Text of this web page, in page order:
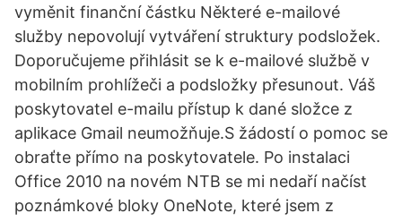
vyměnit finanční částku Některé e-mailové
služby nepovolují vytváření struktury podsložek.
Doporučujeme přihlásit se k e-mailové službě v
mobilním prohlížeči a podsložky přesunout. Váš
poskytovatel e-mailu přístup k dané složce z
aplikace Gmail neumožňuje.S žádostí o pomoc se
obraťte přímo na poskytovatele. Po instalaci
Office 2010 na novém NTB se mi nedaří načíst
poznámkové bloky OneNote, které jsem z